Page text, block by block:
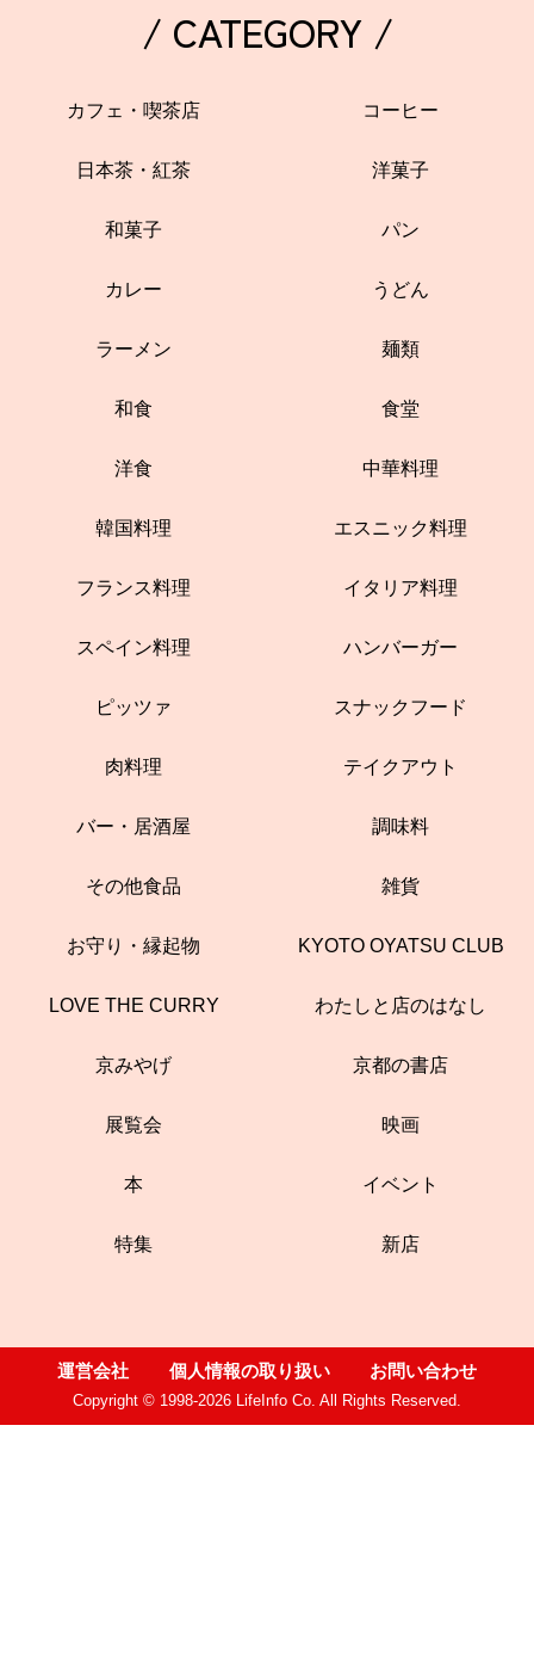
/ CATEGORY /
カフェ・喫茶店 コーヒー
日本茶・紅茶 洋菓子
和菓子 パン
カレー うどん
ラーメン 麺類
和食 食堂
洋食 中華料理
韓国料理 エスニック料理
フランス料理 イタリア料理
スペイン料理 ハンバーガー
ピッツァ スナックフード
肉料理 テイクアウト
バー・居酒屋 調味料
その他食品 雑貨
お守り・縁起物 KYOTO OYATSU CLUB
LOVE THE CURRY わたしと店のはなし
京みやげ 京都の書店
展覧会 映画
本 イベント
特集 新店
運営会社 個人情報の取り扱い お問い合わせ
Copyright © 1998-2026 LifeInfo Co. All Rights Reserved.